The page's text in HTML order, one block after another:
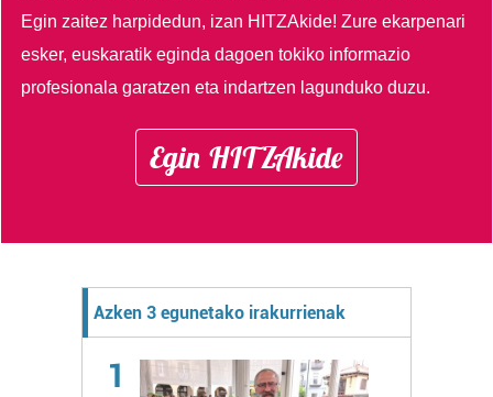
Egin zaitez harpidedun, izan HITZAkide!Zure ekarpenari
esker, euskaratik eginda dagoen tokiko informazio
profesionala garatzen eta indartzen lagunduko duzu.
Egin HITZAkide
Azken 3 egunetako irakurrienak
1